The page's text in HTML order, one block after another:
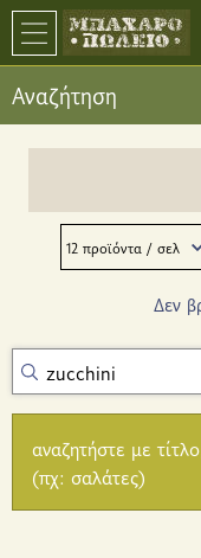
Search bar input field
Αναζήτηση
Δεν
αναζητήστε με
(πχ: σαλάτες)